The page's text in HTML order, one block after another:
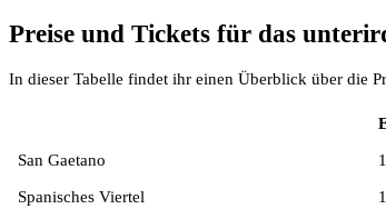
Preise und Tickets für das
In dieser Tabelle findet ihr einen Überblick über die
San Gaetano
Spanisches Viertel